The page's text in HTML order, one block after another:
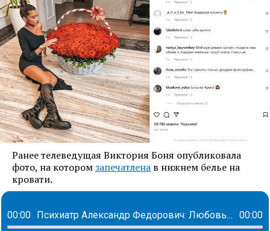
Ранее телеведущая Виктория Боня опубликовала
фото, на которомзапечатлена в нижнем белье на
кровати.
00:00 Психиатр Александр Федорович: Любовь - это болезнь. А секс не должен заменять собой отношения 00:00